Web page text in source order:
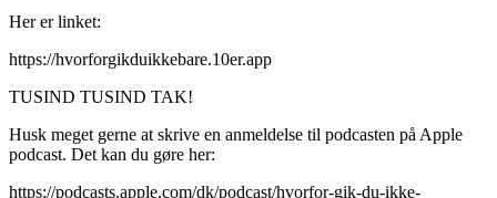
Her er linket:
https://hvorforgikduikkebare.10er.app
TUSIND TUSIND TAK!
Husk meget gerne at skrive en anmeldelse til podcasten på Apple
podcast. Det kan du gøre her:
https://podcasts.apple.com/dk/podcast/hvorfor-gik-du-ikke-